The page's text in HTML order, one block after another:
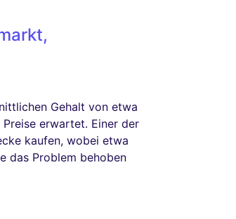
Gehalt von etwa
erwartet. Einer der
kaufen, wobei etwa
das Problem behoben